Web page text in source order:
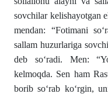
sovchilar kelishayotgan
mendan: “Fotimani
sallam huzurlariga
deb so‘radi. Men:
kelmoqda. Sen ham
borib so‘rab ko‘rgin,